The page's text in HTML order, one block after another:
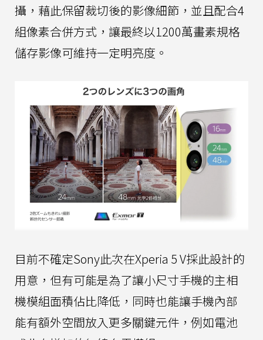
攝，藉此保留裁切後的影像細節，並且配合4
組像素合併方式，讓最終以1200萬畫素規格
儲存影像可維持一定明亮度。
目前不確定Sony此次在Xperia 5 V採此設計的
用意，但有可能是為了讓小尺寸手機的主相
機模組面積佔比降低，同時也能讓手機內部
能有額外空間放入更多關鍵元件，例如電池